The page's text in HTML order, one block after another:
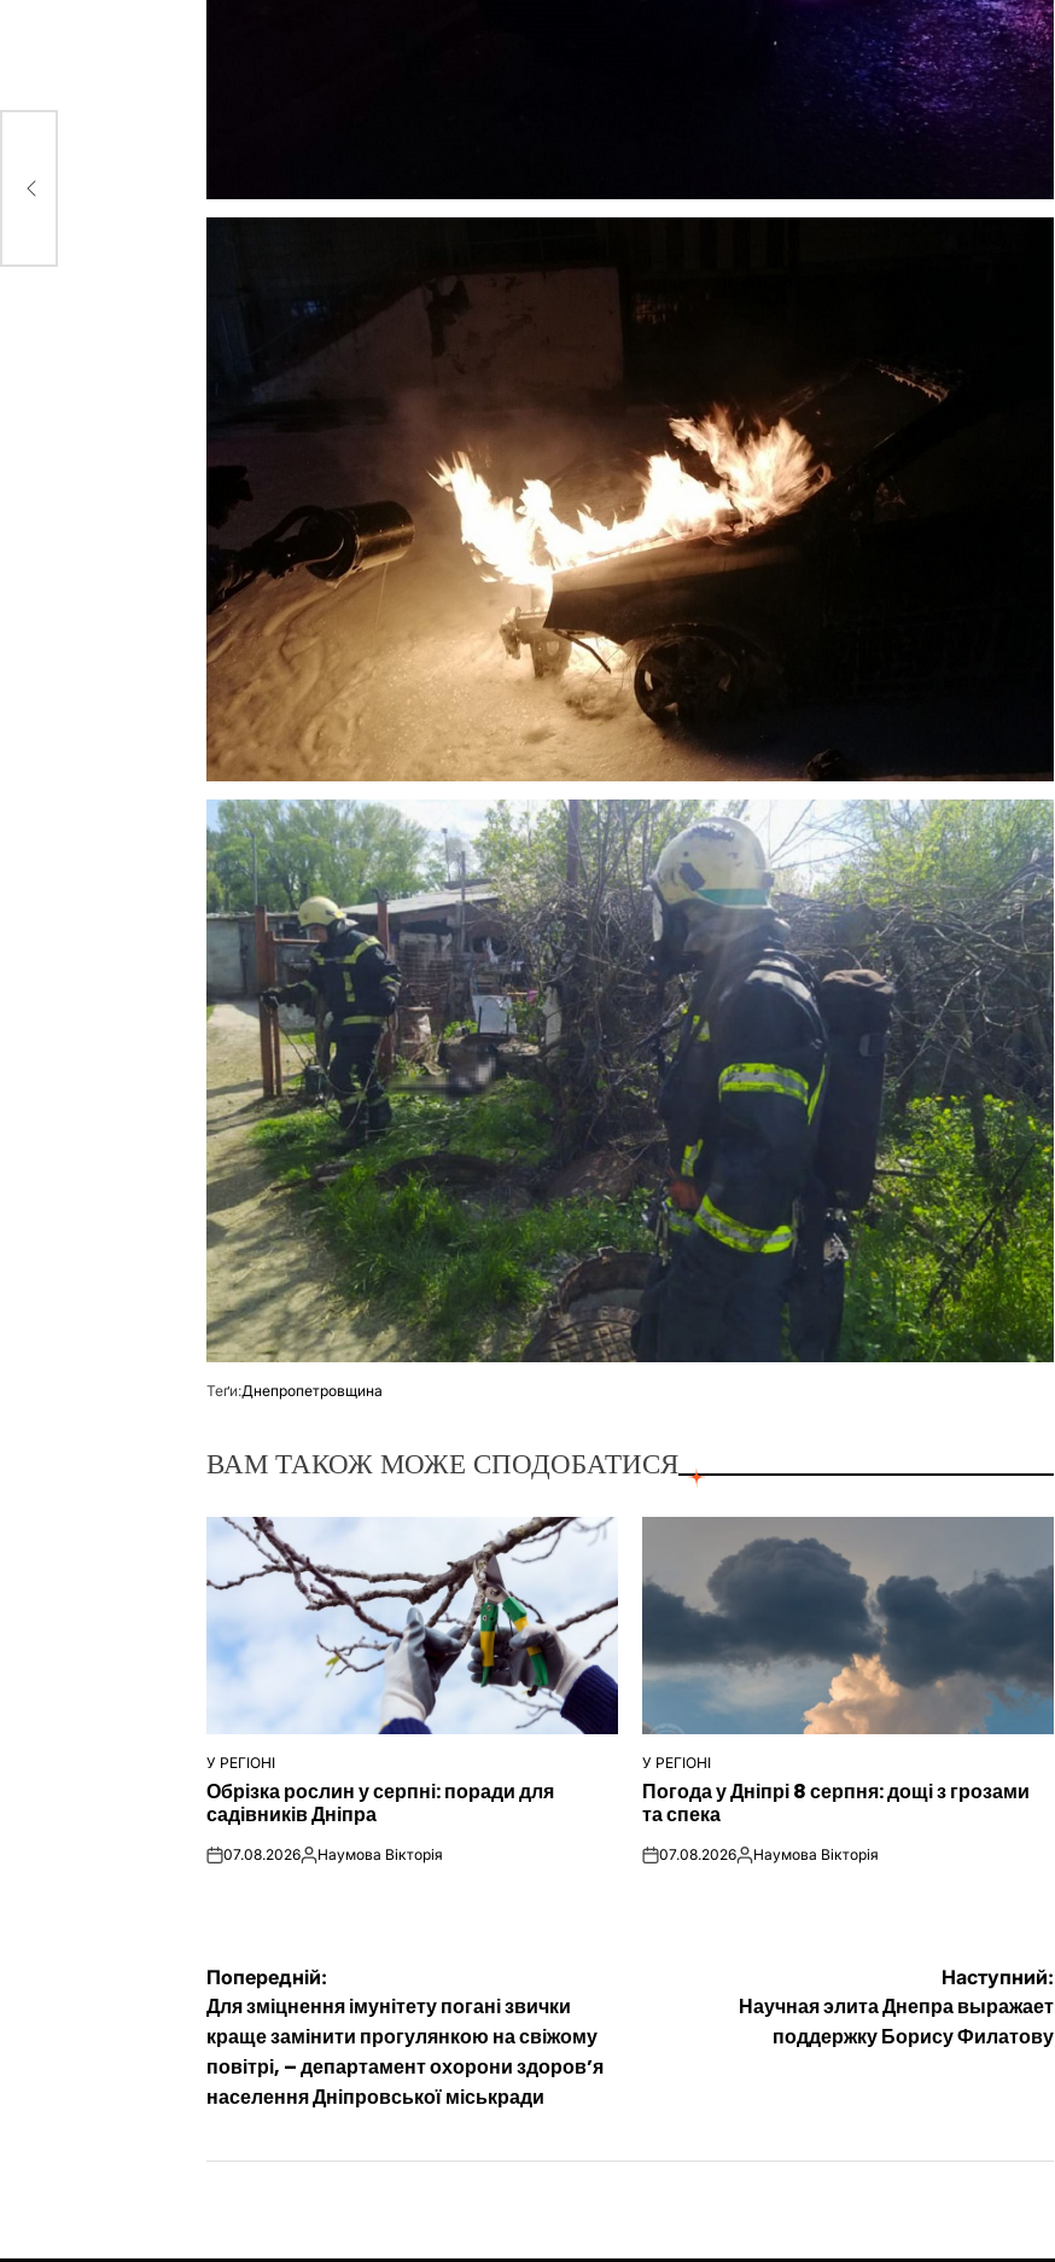
Теґи:Днепропетровщина
ВАМ ТАКОЖ МОЖЕ СПОДОБАТИСЯ
ОПУБЛІКУВАТИ
У
У РЕГІОНІ
Обрізка рослин у серпні: поради для
садівників Дніпра
on07.08.2026Опубліковано
Наумова Вікторія
ОПУБЛІКУВАТИ
У РЕГІОНІ
Погода у Дніпрі 8 серпня: дощі з грозами
та спека
on07.08.2026Опубліковано
Наумова Вікторія
Навігація
записів
Попередній:
Для зміцнення імунітету погані звички
краще замінити прогулянкою на свіжому
повітрі, – департамент охорони здоров’я
населення Дніпровської міськради
Наступний:
Научная элита Днепра выражает
поддержку Борису Филатову